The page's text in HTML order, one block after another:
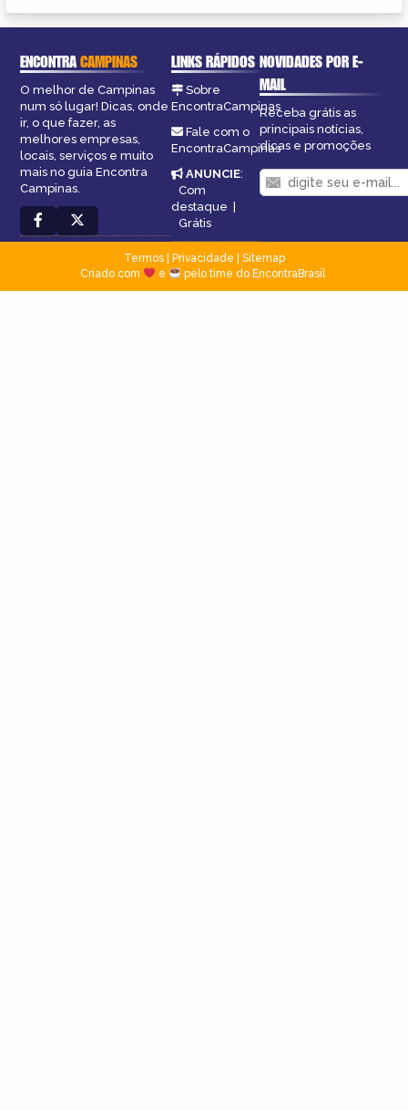
ENCONTRACAMPINAS
O melhor de Campinas
num só lugar! Dicas, onde
ir, o que fazer, as
melhores empresas,
locais, serviços e muito
mais no guia Encontra
Campinas.
LINKS RÁPIDOS
Sobre
EncontraCampinas
Fale com o
EncontraCampinas
ANUNCIE:
Com
destaque |
Grátis
NOVIDADES POR E-
MAIL
Receba grátis as
principais notícias,
dicas e promoções
Termos| Privacidade
Sitemap
Criado com
e pelo time do EncontraBrasil